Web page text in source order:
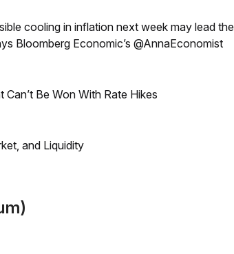
cooling in inflation next week may lead the
Bloomberg Economic’s @AnnaEconomist
Be Won With Rate Hikes
and Liquidity